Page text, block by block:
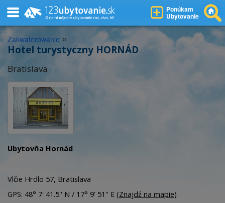
Ponúkam
Ubytovanie
Zakwaterowanie »
Hotel turystyczny HORNÁD
Bratislava
Ubytovňa Hornád
Vlčie Hrdlo 57, Bratislava
GPS: 48° 7' 41.5'' N / 17° 9' 51'' E (Znajdź na mapie)